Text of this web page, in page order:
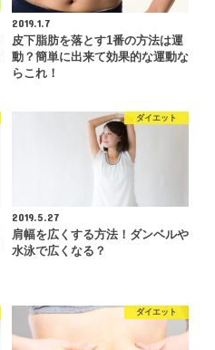
2019.1.7
皮下脂肪を落とす1番の方法は運
動？簡単に出来て効果的な運動な
らこれ！
ダイエット
2019.5.27
肩幅を広くする方法！ダンベルや
水泳で広くなる？
ダイエット